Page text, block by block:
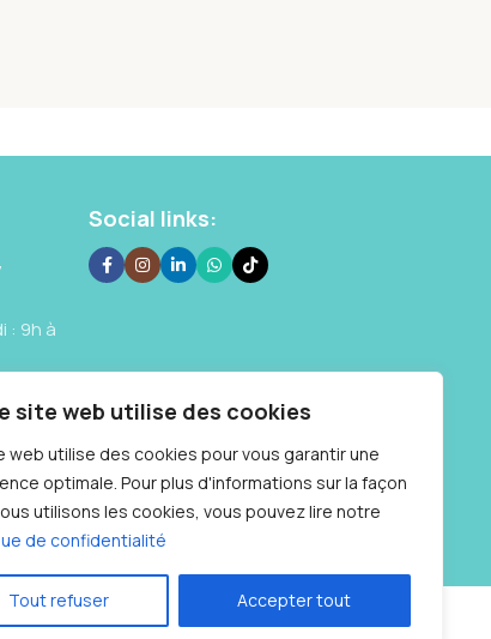
site web utilise des cookies
web utilise des cookies pour vous garantir une
optimale. Pour plus d'informations sur la façon
utilisons les cookies, vous pouvez lire notre
de confidentialité
Tout refuser Accepter tout
: 9h à
Social links: